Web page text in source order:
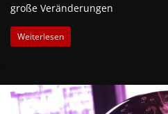
große Veränderungen
Weiterlesen